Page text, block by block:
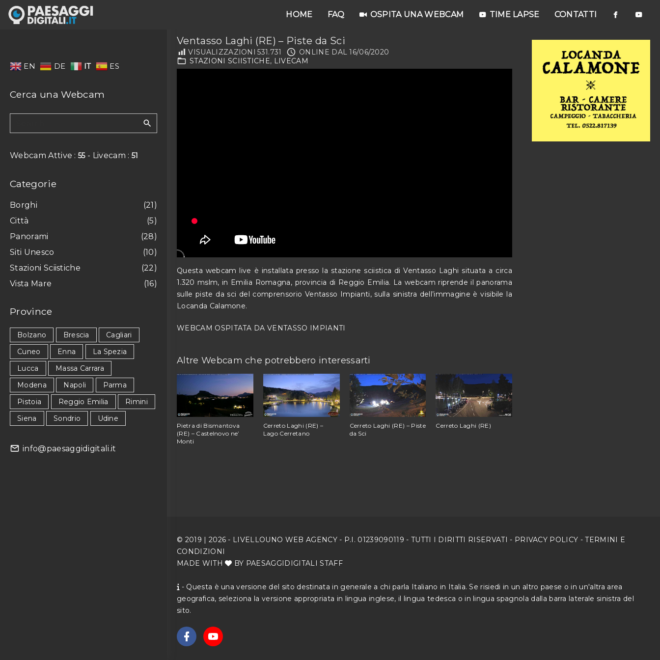
EN DE IT ES
Cerca una Webcam
e
Webcam Attive :55- Livecam : 51
Categorie
(21 )
Borghi
(5)
Città
(28)
Panorami
(10)
Siti Unesco
(22)
Stazioni Sciistiche
(16)
Vista Mare
Province
Bolzano Brescia
Cagliari
Cuneo
Enna
La Spezia
Lucca
Massa Carrara
Modena
Napoli
Parma
Pistoia
Reggio Emilia
Rimini
Siena
Sondrio Udine
info@paesaggidigitali.it
HOME FAQ OSPITA UNA WEBCAM TIME LAPSE CONTATTI
Ventasso Laghi (RE) – Piste da Sci
VISUALIZZAZIONI 531.731 ONLINE DAL 16/06/2020
STAZIONI SCIISTICHE
LIVECAM
Questa webcam live è installata presso la stazione sciistica di Ventasso Laghi situata a circa
1.320 mslm, in Emilia Romagna, provincia di Reggio Emilia. La webcam riprende il panorama
sulle piste da sci del comprensorio Ventasso Impianti, sulla sinistra dell’immagine è visibile la
Locanda Calamone.
WEBCAM OSPITATA DAVENTASSO IMPIANTI
Altre Webcam che potrebbero interessarti
Pietra di Bismantova
(RE) – Castelnovo ne’
Monti
Cerreto Laghi (RE) –
Lago Cerretano
Cerreto Laghi (RE) – Piste
da Sci
Cerreto Laghi (RE)
© 2019 | 2026 - LIVELLOUNO WEB AGENCY- P.I. 01239090119 - TUTTI I DIRITTI RISERVATI - PRIVACY POLICY -TERMINI E
CONDIZIONI
MADE WITH
BY PAESAGGIDIGITALI STAFF
- Questa è una versione del sito destinata in generale a chi parla Italiano in Italia. Se risiedi in un altro paese o in un'altra area
geografica, seleziona la versione appropriata in lingua inglese, il lingua tedesca o in lingua spagnola dalla barra laterale sinistra del
sito.
a o